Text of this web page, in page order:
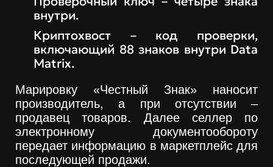
внутри.
Криптохвост – код проверки,
включающий 88 знаков внутри Data
Matrix.
Марировку «Честный Знак» наносит
производитель, а при отсутствии –
продавец товаров. Далее селлер по
электронному документообороту
передает информацию в маркетплейс для
последующей продажи.